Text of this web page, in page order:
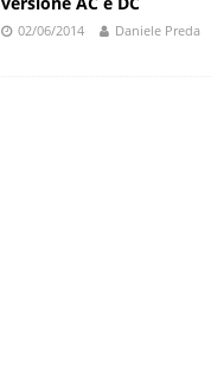
02/06/2014 Daniele Preda